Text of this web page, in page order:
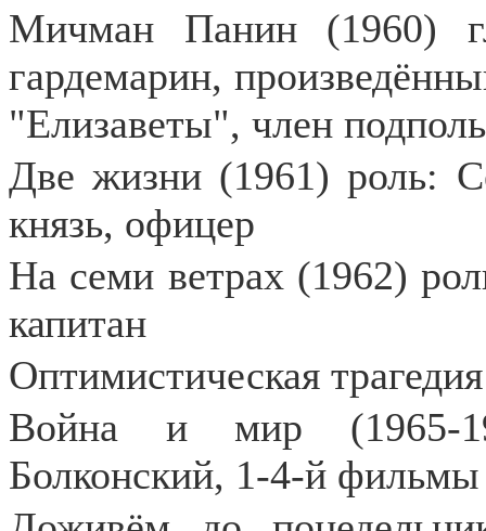
Мичман Панин (1960)
гардемарин,
"Елизаветы", член
Две жизни (1961) роль:
князь, офицер
На семи ветрах (1962)
капитан
Оптимистическая
Война и мир (1965-
Болконский, 1-4-й фильмы